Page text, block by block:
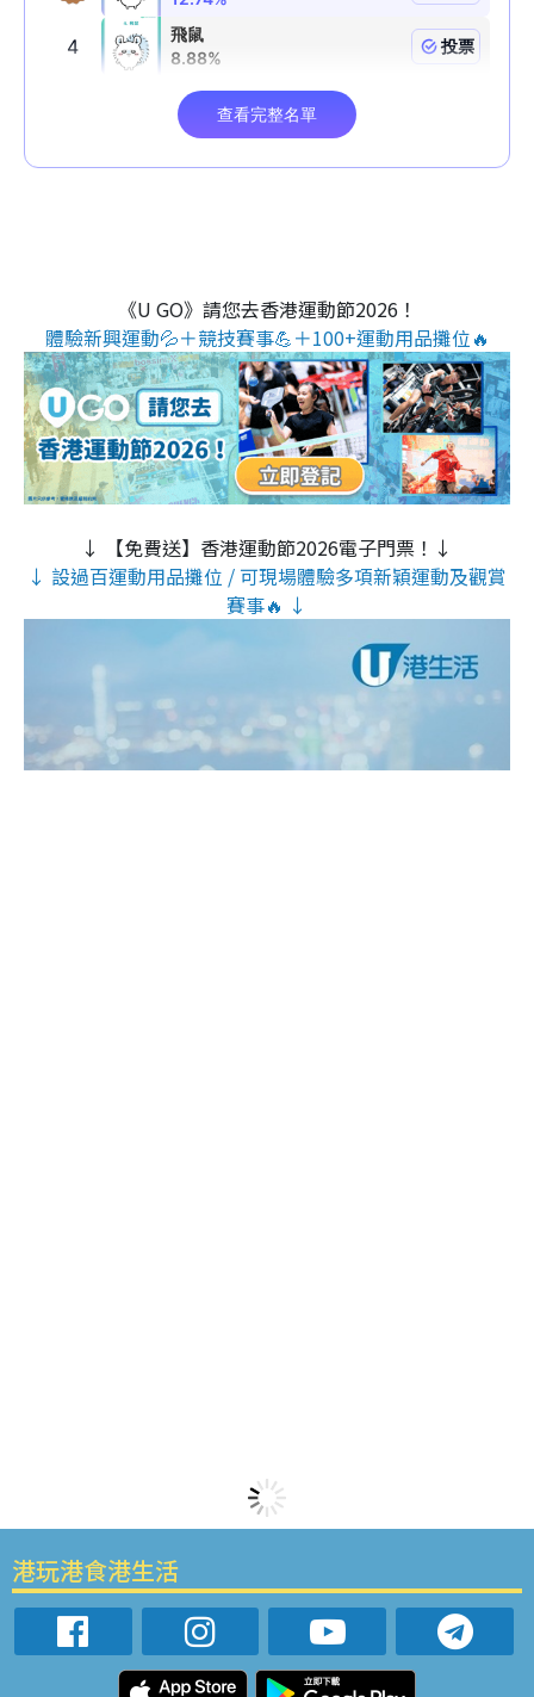
《U GO》請您去香港運動節2026！
體驗新興運動💦＋競技賽事💪＋100+運動用品攤位🔥
↓ 【免費送】香港運動節2026電子門票！↓
↓ 設過百運動用品攤位 / 可現場體驗多項新穎運動及觀賞
賽事🔥 ↓
港玩港食港生活